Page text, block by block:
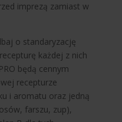
imprezą zamiast w
o standaryzację
każdej z nich
będą cennym
recepturze
i aromatu oraz jedną
farszu, zup),